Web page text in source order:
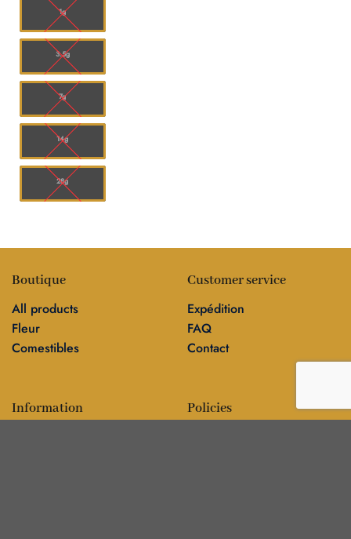
1g
3.5g
7g
14g
28g
Boutique
All products
Fleur
Comestibles
Customer service
Expédition
FAQ
Contact
Information Policies